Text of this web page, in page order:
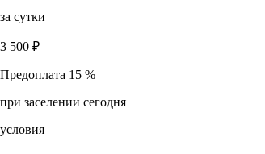
за сутки
3 500 ₽
Предоплата 15 %
при заселении сегодня
условия